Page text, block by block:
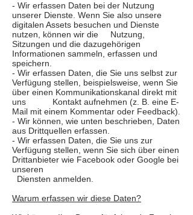
- Wir erfassen Daten bei der Nutzung
unserer Dienste. Wenn Sie also unsere
digitalen Assets besuchen und Dienste
nutzen, können wir die Nutzung,
Sitzungen und die dazugehörigen
Informationen sammeln, erfassen und
speichern.
- Wir erfassen Daten, die Sie uns selbst zur
Verfügung stellen, beispielsweise, wenn Sie
über einen Kommunikationskanal direkt mit
uns Kontakt aufnehmen (z. B. eine E-
Mail mit einem Kommentar oder Feedback).
- Wir können, wie unten beschrieben, Daten
aus Drittquellen erfassen.
- Wir erfassen Daten, die Sie uns zur
Verfügung stellen, wenn Sie sich über einen
Drittanbieter wie Facebook oder Google bei
unseren
Diensten anmelden.
Warum erfassen wir diese Daten?